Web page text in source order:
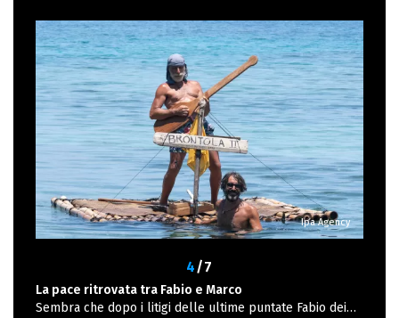
Ipa Agency
4/7
La pace ritrovata tra Fabio e Marco
Sembra che dopo i litigi delle ultime puntate Fabio dei